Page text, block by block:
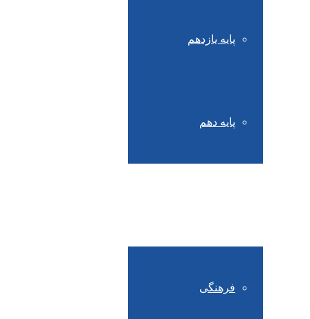
پایه یازدهم
پایه دهم
فرهنگی